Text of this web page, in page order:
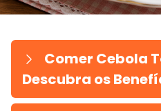
Comer Cebola
Descubra os